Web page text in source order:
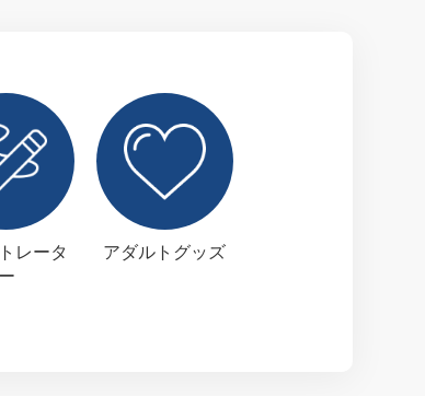
レータ
ー
アダルトグッズ